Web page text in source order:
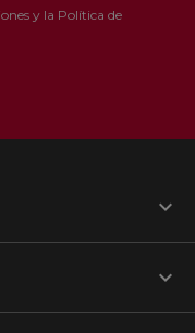
y la Política de

